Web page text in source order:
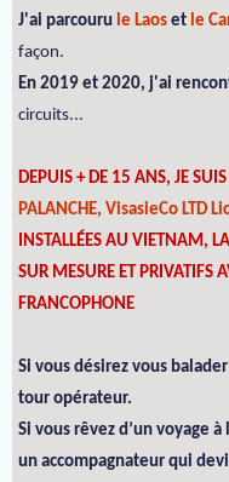
J'ai parcouru le Laos et le
façon.
En 2019 et 2020, j'ai
circuits...
DEPUIS + DE 15 ANS, JE
PALANCHE, VisasieCo LTD
INSTALLÉES AU VIETNAM,
SUR MESURE ET PRIVATIFS
FRANCOPHONE
Si vous désirez vous
tour opérateur.
Si vous rêvez d’un voyage
un accompagnateur qui